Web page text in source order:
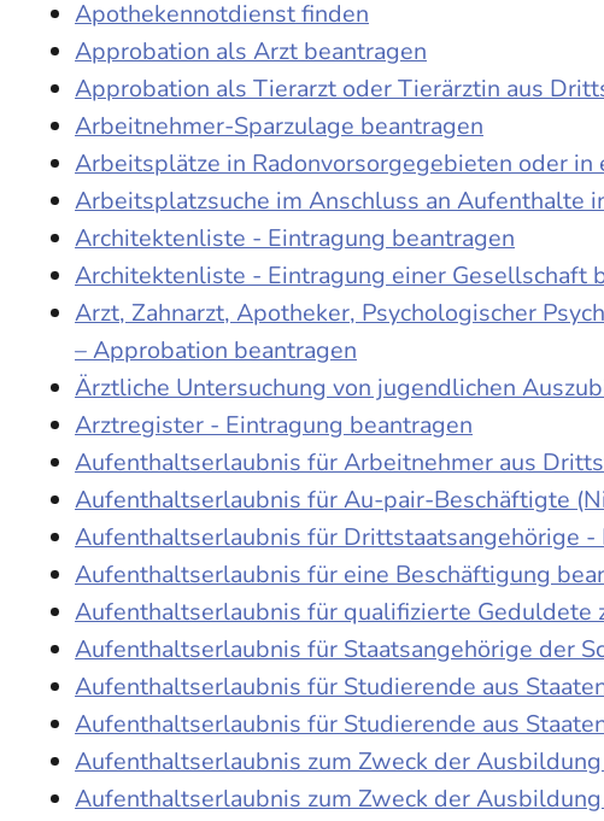
Apothekennotdienst finden
Approbation als Arzt beantragen
Approbation als Tierarzt oder Tierärztin aus
Arbeitnehmer-Sparzulage beantragen
Arbeitsplätze in Radonvorsorgegebieten oder
Arbeitsplatzsuche im Anschluss an Aufenthalte
Architektenliste - Eintragung beantragen
Architektenliste - Eintragung einer Gesellschaft
Arzt, Zahnarzt, Apotheker, Psychologischer
– Approbation beantragen
Ärztliche Untersuchung von jugendlichen
Arztregister - Eintragung beantragen
Aufenthaltserlaubnis für Arbeitnehmer aus
Aufenthaltserlaubnis für Au-pair-Beschäftigte
Aufenthaltserlaubnis für Drittstaatsangehörige -
Aufenthaltserlaubnis für eine Beschäftigung
Aufenthaltserlaubnis für qualifizierte Geduldete
Aufenthaltserlaubnis für Staatsangehörige der
Aufenthaltserlaubnis für Studierende aus
Aufenthaltserlaubnis für Studierende aus
Aufenthaltserlaubnis zum Zweck der
Aufenthaltserlaubnis zum Zweck der